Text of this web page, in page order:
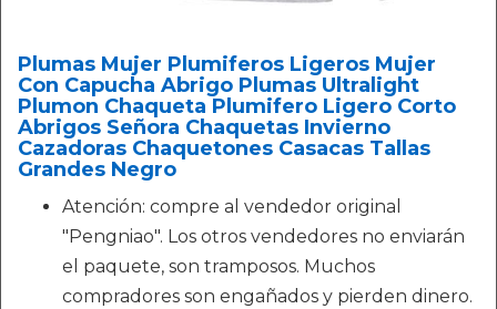
Plumas Mujer Plumiferos Ligeros Mujer
Con Capucha Abrigo Plumas Ultralight
Plumon Chaqueta Plumifero Ligero Corto
Abrigos Señora Chaquetas Invierno
Cazadoras Chaquetones Casacas Tallas
Grandes Negro
Atención: compre al vendedor original
"Pengniao". Los otros vendedores no enviarán
el paquete, son tramposos. Muchos
compradores son engañados y pierden dinero.